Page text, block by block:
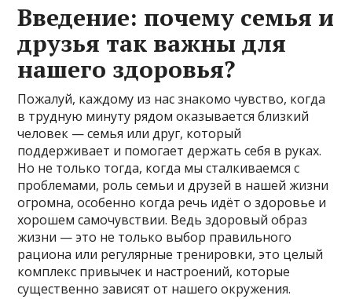
Введение: почему семья и
друзья так важны для
нашего здоровья?
Пожалуй, каждому из нас знакомо чувство, когда
в трудную минуту рядом оказывается близкий
человек — семья или друг, который
поддерживает и помогает держать себя в руках.
Но не только тогда, когда мы сталкиваемся с
проблемами, роль семьи и друзей в нашей жизни
огромна, особенно когда речь идёт о здоровье и
хорошем самочувствии. Ведь здоровый образ
жизни — это не только выбор правильного
рациона или регулярные тренировки, это целый
комплекс привычек и настроений, которые
существенно зависят от нашего окружения.